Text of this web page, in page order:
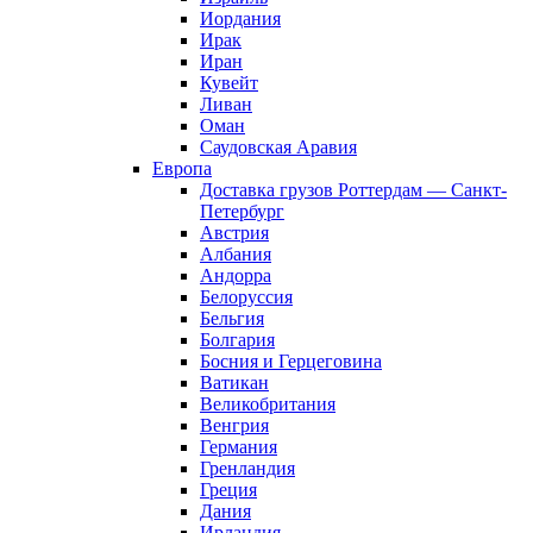
Иордания
Ирак
Иран
Кувейт
Ливан
Оман
Саудовская Аравия
Европа
Доставка грузов Роттердам — Санкт-
Петербург
Австрия
Албания
Андорра
Белоруссия
Бельгия
Болгария
Босния и Герцеговина
Ватикан
Великобритания
Венгрия
Германия
Гренландия
Греция
Дания